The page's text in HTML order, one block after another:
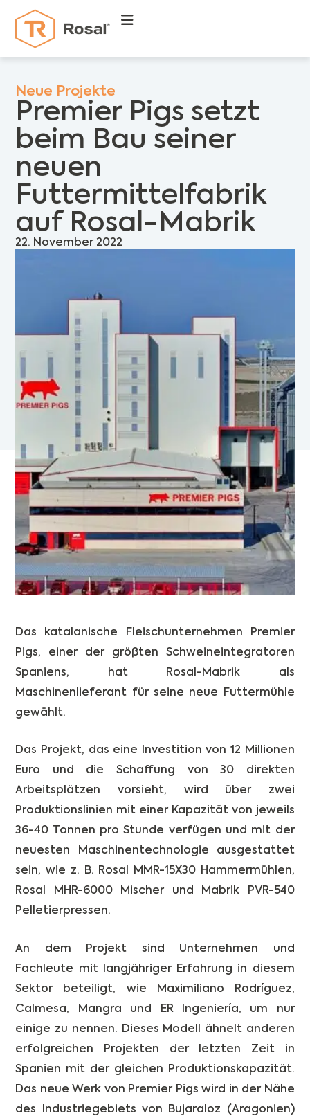
Neue Projekte
Premier Pigs setzt
beim Bau seiner
neuen
Futtermittelfabrik
auf Rosal-Mabrik
22. November 2022
Das katalanische Fleischunternehmen Premier
Pigs, einer der größten Schweineintegratoren
Spaniens, hat Rosal-Mabrik als
Maschinenlieferant für seine neue Futtermühle
gewählt.
Das Projekt, das eine Investition von 12 Millionen
Euro und die Schaffung von 30 direkten
Arbeitsplätzen vorsieht, wird über zwei
Produktionslinien mit einer Kapazität von jeweils
36-40 Tonnen pro Stunde verfügen und mit der
neuesten Maschinentechnologie ausgestattet
sein, wie z. B. Rosal MMR-15X30 Hammermühlen,
Rosal MHR-6000 Mischer und Mabrik PVR-540
Pelletierpressen.
An dem Projekt sind Unternehmen und
Fachleute mit langjähriger Erfahrung in diesem
Sektor beteiligt, wie Maximiliano Rodríguez,
Calmesa, Mangra und ER Ingeniería, um nur
einige zu nennen. Dieses Modell ähnelt anderen
erfolgreichen Projekten der letzten Zeit in
Spanien mit der gleichen Produktionskapazität.
Das neue Werk von Premier Pigs wird in der Nähe
des Industriegebiets von Bujaraloz (Aragonien)